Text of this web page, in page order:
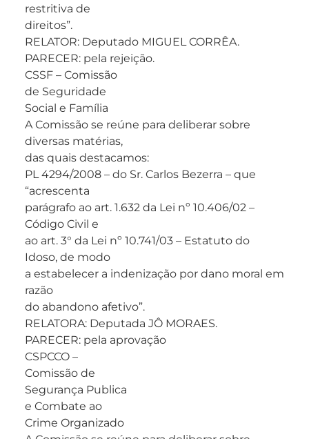
restritiva de
direitos”.
RELATOR: Deputado MIGUEL CORRÊA.
PARECER: pela rejeição.
CSSF – Comissão
de Seguridade
Social e Família
A Comissão se reúne para deliberar sobre
diversas matérias,
das quais destacamos:
PL 4294/2008 – do Sr. Carlos Bezerra – que
“acrescenta
parágrafo ao art. 1.632 da Lei nº 10.406/02 –
Código Civil e
ao art. 3° da Lei nº 10.741/03 – Estatuto do
Idoso, de modo
a estabelecer a indenização por dano moral em
razão
do abandono afetivo”.
RELATORA: Deputada JÔ MORAES.
PARECER: pela aprovação
CSPCCO –
Comissão de
Segurança Publica
e Combate ao
Crime Organizado